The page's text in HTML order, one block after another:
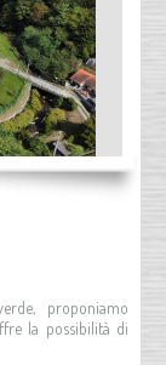
proponiamo
la possibilità di